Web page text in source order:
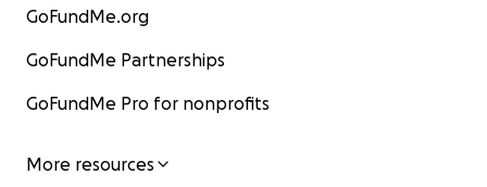
GoFundMe.org
GoFundMe Partnerships
GoFundMe Pro for nonprofits
More resources